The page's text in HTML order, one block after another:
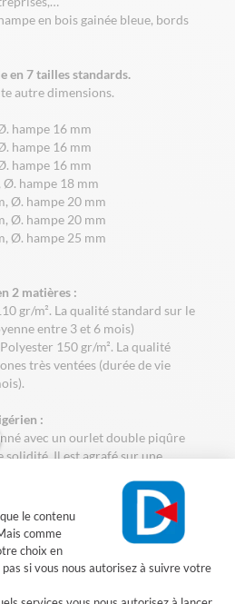
du
le contenu
comme
choix en
si vous nous autorisez à suivre votre
en bois gainée bleue, bords
en 7 tailles standards.
autre dimensions.
hampe 16 mm
hampe 16 mm
hampe 16 mm
Ø. hampe 18 mm
Ø. hampe 20 mm
Ø. hampe 20 mm
Ø. hampe 25 mm
2 matières :
gr/m². La qualité standard sur le
entre 3 et 6 mois)
150 gr/m². La qualité
très ventées (durée de vie
:
avec un ourlet double piqûre
Il est agrafé sur une
du Niger sur une façade?
Nigérien sur votre façade?
fixer sur votre mur un porte-
vous pourrez introduire la